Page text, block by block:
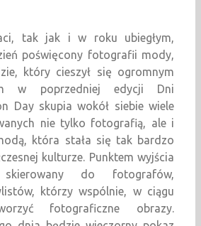
tak jak i w roku ubiegłym,
poświęcony fotografii mody,
który cieszył się ogromnym
w poprzedniej edycji Dni
Day skupia wokół siebie wiele
nie tylko fotografią, ale i
która stała się tak bardzo
kulturze. Punktem wyjścia
do fotografów,
którzy wspólnie, w ciągu
fotograficzne obrazy.